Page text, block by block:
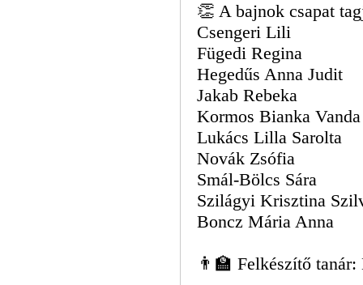
👏 A bajnok csapat
Csengeri Lili
Fügedi Regina
Hegedűs Anna Judit
Jakab Rebeka
Kormos Bianka Vanda
Lukács Lilla Sarolta
Novák Zsófia
Smál-Bölcs Sára
Szilágyi Krisztina
Boncz Mária Anna
👨‍🏫 Felkészítő